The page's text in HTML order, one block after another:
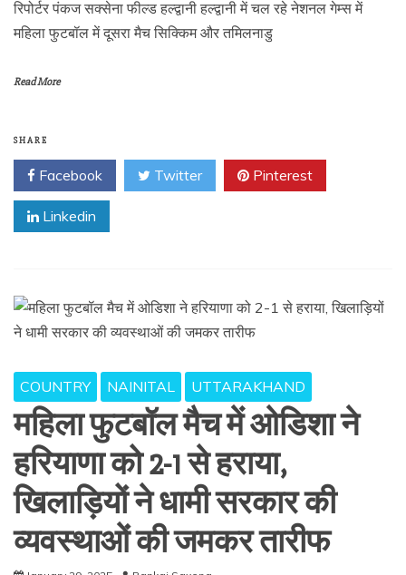
रिपोर्टर पंकज सक्सेना फील्ड हल्द्वानी हल्द्वानी में चल रहे नेशनल गेम्स में
महिला फुटबॉल में दूसरा मैच सिक्किम और तमिलनाडु
Read More
SHARE
Facebook Twitter Pinterest
Linkedin
COUNTRY NAINITAL UTTARAKHAND
महिला फुटबॉल मैच में ओडिशा ने
हरियाणा को 2-1 से हराया,
खिलाड़ियों ने धामी सरकार की
व्यवस्थाओं की जमकर तारीफ